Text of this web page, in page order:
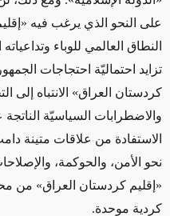
على النحو الذي يرغب فيه
النطاق العالمي للوباء
تزايد احتماليّة احتجاجات
كردستان العراق» الانتباه إلى
والاضطرابات السياسيّة
الاستفادة من علاقات متينة
نحو الأمن، والحوكمة،
«إقليم كردستان العراق» من
كردية موحدة.